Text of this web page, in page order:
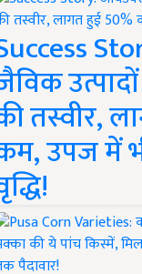
तस्वीर,
उपज में